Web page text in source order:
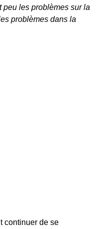
peu les problèmes sur la
problèmes dans la
continuer de se